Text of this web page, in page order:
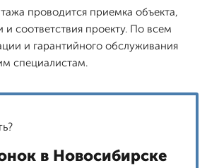
проводится приемка объекта,
и соответствия проекту. По всем
и гарантийного обслуживания
специалистам.
в Новосибирске